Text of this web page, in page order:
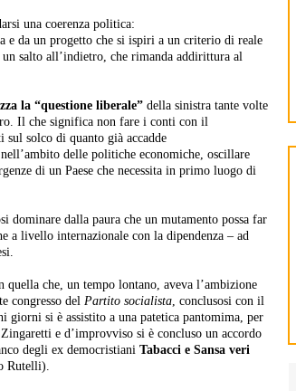
una coerenza politica:
e da un progetto che si ispiri a un criterio di reale
salto all’indietro, che rimanda addirittura al
la “questione liberale” della sinistra tante volte
Il che significa non fare i conti con il
solco di quanto già accadde
delle politiche economiche, oscillare
di un Paese che necessita in primo luogo di
dominare dalla paura che un mutamento possa far
a livello internazionale con la dipendenza – ad
quella che, un tempo lontano, aveva l’ambizione
congresso del Partito socialista, conclusosi con il
giorni si è assistito a una patetica pantomima, per
e d’improvviso si è concluso un accordo
degli ex democristiani Tabacci e Sansa veri
Rutelli).